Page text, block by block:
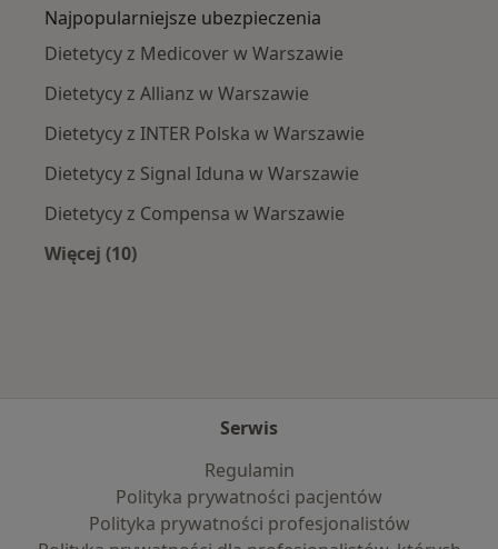
Najpopularniejsze ubezpieczenia
Dietetycy z Medicover w Warszawie
Dietetycy z Allianz w Warszawie
Dietetycy z INTER Polska w Warszawie
Dietetycy z Signal Iduna w Warszawie
Dietetycy z Compensa w Warszawie
Więcej (10)
Serwis
Regulamin
Polityka prywatności pacjentów
Polityka prywatności profesjonalistów